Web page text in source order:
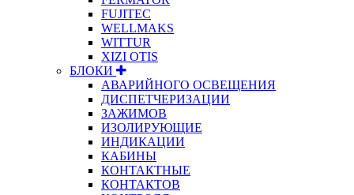
FUJITEC
WELLMAKS
WITTUR
XIZI OTIS
БЛОКИ
АВАРИЙНОГО ОСВЕЩЕНИЯ
ДИСПЕТЧЕРИЗАЦИИ
ЗАЖИМОВ
ИЗОЛИРУЮЩИЕ
ИНДИКАЦИИ
КАБИНЫ
КОНТАКТНЫЕ
КОНТАКТОВ